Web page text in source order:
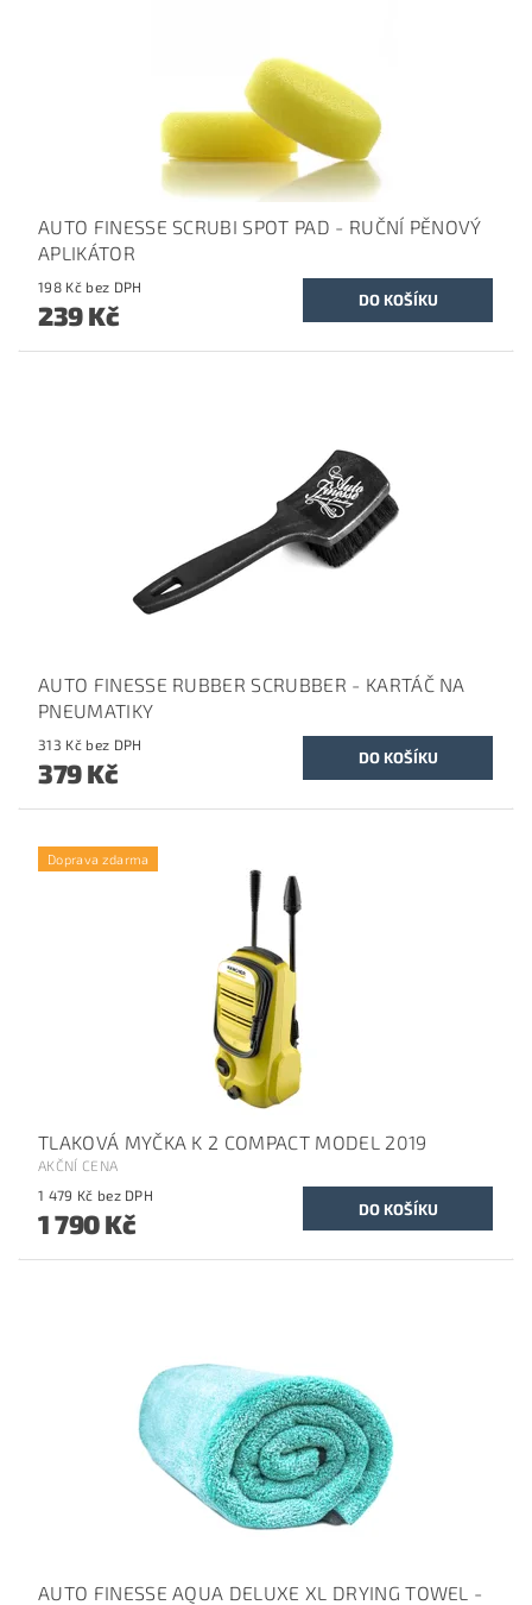
AUTO FINESSE SCRUBI SPOT PAD - RUČNÍ PĚNOVÝ
APLIKÁTOR
198 Kč bez DPH
239 Kč
AUTO FINESSE RUBBER SCRUBBER - KARTÁČ NA
PNEUMATIKY
313 Kč bez DPH
379 Kč
Doprava zdarma
TLAKOVÁ MYČKA K 2 COMPACT MODEL 2019
AKČNÍ CENA
1 479 Kč bez DPH
1 790 Kč
AUTO FINESSE AQUA DELUXE XL DRYING TOWEL -